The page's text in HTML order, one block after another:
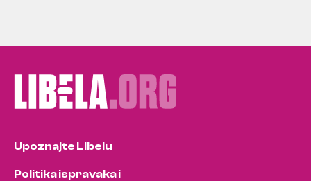
Upoznajte Libelu
Politika ispravaka i